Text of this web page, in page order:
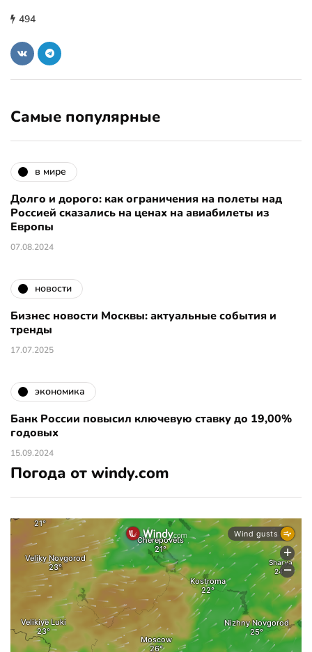
494
Самые популярные
в мире
Долго и дорого: как ограничения на полеты над
Россией сказались на ценах на авиабилеты из
Европы
07.08.2024
новости
Бизнес новости Москвы: актуальные события и
тренды
17.07.2025
экономика
Банк России повысил ключевую ставку до 19,00%
годовых
15.09.2024
Погода от windy.com